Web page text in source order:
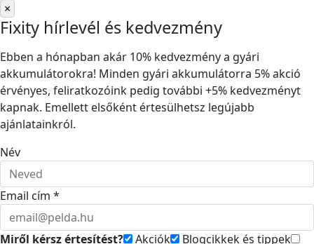
×
Fixity hírlevél és kedvezmény
Ebben a hónapban akár 10% kedvezmény a gyári
akkumulátorokra! Minden gyári akkumulátorra 5% akció
érvényes, feliratkozóink pedig további +5% kedvezményt
kapnak. Emellett elsőként értesülhetsz legújabb
ajánlatainkról.
Név
Email cím *
Miről kérsz értesítést? Akciók Blogcikkek és tippek